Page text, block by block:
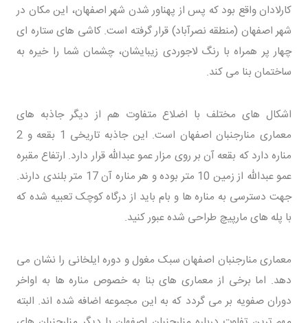
کارلادان واقع بود که پس از پهناور شدن شهر اصفهان، این مکان در
شهر اصفهان (منطقه نصرآباد) قرار گرفته است. کاشی های ستاره ای
چهار پر همراه با رنگ لاجوردی زیبایشان، چشمان شما را خیره به
ساختمان بنا می کند.
اشکال های مختلف با اضلاع متفاوت هم از دیگر جاذبه های
معماری منارجنبان اصفهان است. این جاذبه تاریخی 1 بقعه و 2
مناره دارد که بقعه آن بر روی مزار عمو عبدالله قرار دارد. ارتفاع مقبره
عمو عبدالله از زمین 10 متر بوده و هر مناره آن 17 متر بلندی دارند.
جهت دسترسی به مناره ها و بام باید از درگاه کوچک تعبیه شده که
با پله های مارپیچ طراحی شده عبور کنید.
معماری منارجنبان اصفهان سبک مغول و دوره ایلخانی را نشان می
دهد. اما برخی از معماری های بنا به خصوص مناره ها به اواخر
دوران صفویه بر می گردد که به این مجموعه اضافه شده اند. البته